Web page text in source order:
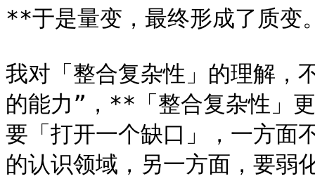
**于是量变，最终形成了质变
我对「整合复杂性」的理解，
的能力”，**「整合复杂性」
要「打开一个缺口」，一方面
的认识领域，另一方面，要弱